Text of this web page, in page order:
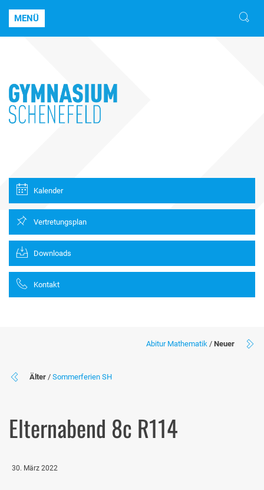
MENÜ
Kalender
Vertretungsplan
Downloads
Kontakt
Abitur Mathematik / Neuer
Älter / Sommerferien SH
Elternabend 8c R114
30. März 2022